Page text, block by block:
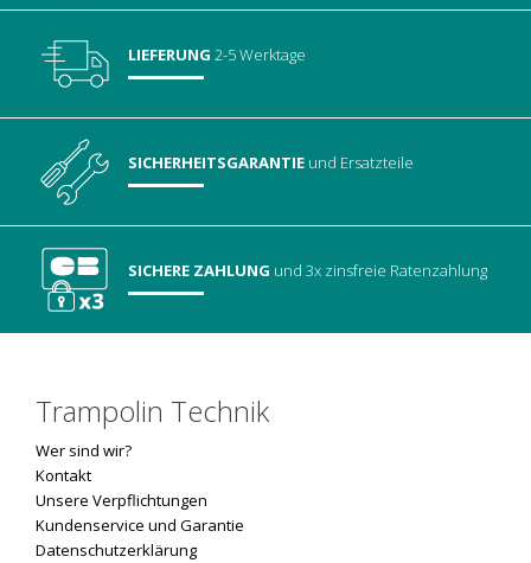
LIEFERUNG 2-5 Werktage
SICHERHEITSGARANTIE und Ersatzteile
SICHERE ZAHLUNG und 3x zinsfreie Ratenzahlung
Trampolin Technik
Wer sind wir?
Kontakt
Unsere Verpflichtungen
Kundenservice und Garantie
Datenschutzerklärung